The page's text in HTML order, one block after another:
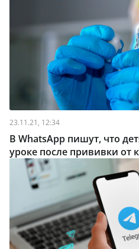
23.11.21, 12:34
В WhatsApp пишут, что
уроке после прививки от